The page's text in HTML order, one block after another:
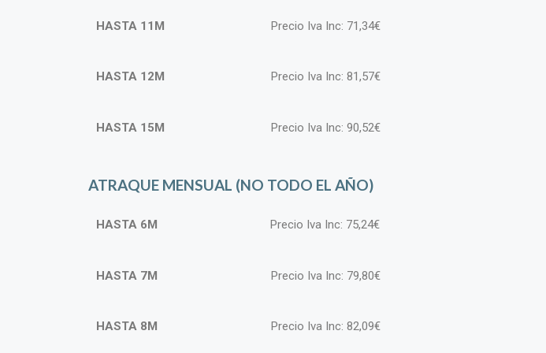
HASTA 11M Precio Iva Inc: 71,34€
HASTA 12M Precio Iva Inc: 81,57€
HASTA 15M Precio Iva Inc: 90,52€
ATRAQUE MENSUAL (NO TODO EL AÑO)
HASTA 6M Precio Iva Inc: 75,24€
HASTA 7M Precio Iva Inc: 79,80€
HASTA 8M Precio Iva Inc: 82,09€